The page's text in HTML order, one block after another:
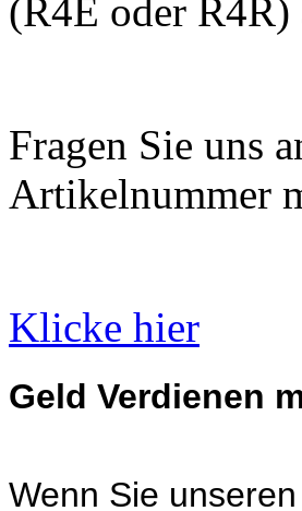
(R4E oder R4R)
Fragen Sie uns
Artikelnummer
Klicke hier
Geld Verdienen
Wenn Sie unseren